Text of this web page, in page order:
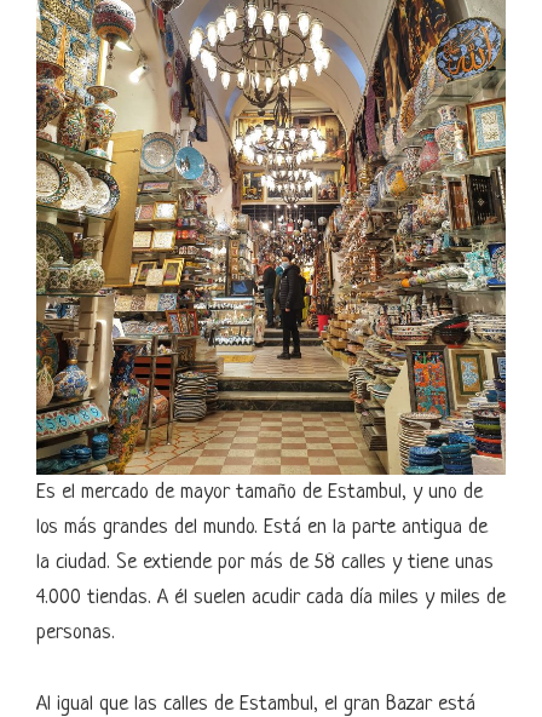
Es el mercado de mayor tamaño de Estambul, y uno de
los más grandes del mundo. Está en la parte antigua de
la ciudad. Se extiende por más de 58 calles y tiene unas
4.000 tiendas. A él suelen acudir cada día miles y miles de
personas.
Al igual que las calles de Estambul, el gran Bazar está